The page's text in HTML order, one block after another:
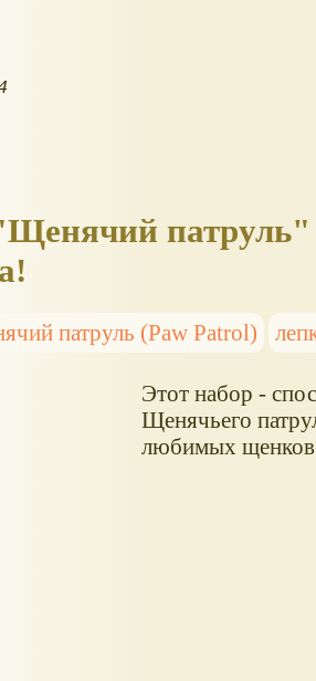
патруль"
патруль (Paw Patrol)
Этот набор -
Щенячьего
любимых